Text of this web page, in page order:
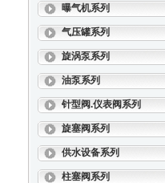
曝气机系列
气压罐系列
旋涡泵系列
油泵系列
针型阀.仪表阀系列
旋塞阀系列
供水设备系列
柱塞阀系列